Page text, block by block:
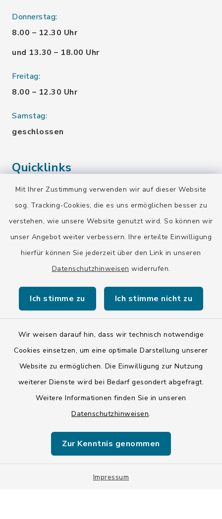
Mit Ihrer Zustimmung verwenden wir auf dieser Website
sog. Tracking-Cookies, die es uns ermöglichen besser zu
verstehen, wie unsere Website genutzt wird. So können wir
unser Angebot weiter verbessern. Ihre erteilte Einwilligung
hierfür können Sie jederzeit über den Link in unseren
Datenschutzhinweisen widerrufen.
Ich stimme zu Ich stimme nicht zu
Wir weisen darauf hin, dass wir technisch notwendige
Cookies einsetzen, um eine optimale Darstellung unserer
Website zu ermöglichen. Die Einwilligung zur Nutzung
weiterer Dienste wird bei Bedarf gesondert abgefragt.
Weitere Informationen finden Sie in unseren
Datenschutzhinweisen.
Zur Kenntnis genommen
Impressum
Donnerstag:
8.00 – 12.30 Uhr
und 13.30 – 18.00 Uhr
Freitag:
8.00 – 12.30 Uhr
Samstag:
geschlossen
Quicklinks
Landratsamt Bad Tölz-Wolfratshausen
BayernPortal
Kontakt
Barrierefreiheit
Impressum
LSI-Siegel
Datenschutzgrundverordnung
Sitemap